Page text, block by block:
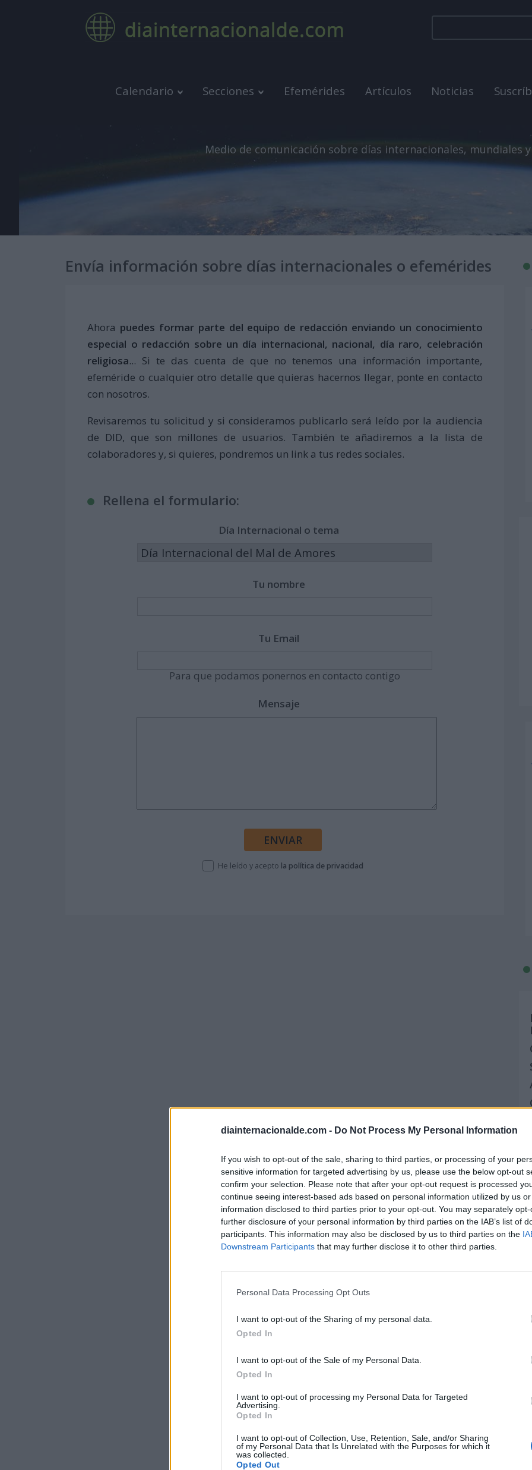
diainternacionalde.com - Do Not Process My Personal Information
If you wish to opt-out of the sale, sharing to third parties, or processing of your
sensitive information for targeted advertising by us, please use the below opt-out
confirm your selection. Please note that after your opt-out request is processed
continue seeing interest-based ads based on personal information utilized by us
information disclosed to third parties prior to your opt-out. You may separately
further disclosure of your personal information by third parties on the IAB’s list of
participants. This information may also be disclosed by us to third parties on the
Downstream Participants that may further disclose it to other third parties.
Personal Data Processing Opt Outs
I want to opt-out of the Sharing of my personal data.
Opted In
I want to opt-out of the Sale of my Personal Data.
Opted In
I want to opt-out of processing my Personal Data for Targeted
Advertising.
Opted In
I want to opt-out of Collection, Use, Retention, Sale, and/or Sharing
of my Personal Data that Is Unrelated with the Purposes for which it
was collected.
Opted Out
Calendario Secciones Efemérides Artículos Noticias
Medio de comunicación sobre días internacionales, mundiales
Envía información sobre días internacionales o efemérides
Ahora puedes formar parte del equipo de redacción enviando un conocimiento
especial o redacción sobre un día internacional, nacional, día raro, celebración
religiosa... Si te das cuenta de que no tenemos una información importante,
efeméride o cualquier otro detalle que quieras hacernos llegar, ponte en contacto
con nosotros.
Revisaremos tu solicitud y si consideramos publicarlo será leído por la audiencia
de DID, que son millones de usuarios. También te añadiremos a la lista de
colaboradores y, si quieres, pondremos un link a tus redes sociales.
Rellena el formulario:
Día Internacional o tema
Tu nombre
Tu Email
Para que podamos ponernos en contacto contigo
Mensaje
He leído y acepto la política de privacidad